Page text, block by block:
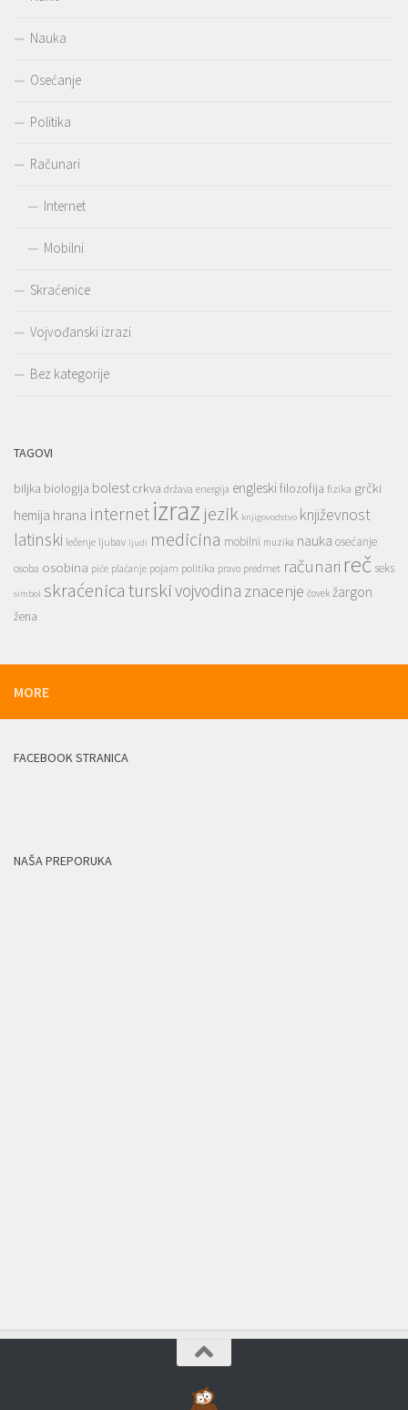
Nauka
Osećanje
Politika
Računari
Internet
Mobilni
Skraćenice
Vojvođanski izrazi
Bez kategorije
TAGOVI
biljka biologija bolest crkva država energija engleskifilozofija fizika grčki
hemija hrana internetizraz jezik knjigovodstvo književnost
latinski lečenje ljubav ljudi medicina mobilni muzika nauka osećanje
osoba osobina piće plaćanje pojam politika pravo predmet računari reč seks
simbol skraćenicaturskivojvodina znacenje čovek žargon
žena
MORE
FACEBOOK STRANICA
NAŠA PREPORUKA